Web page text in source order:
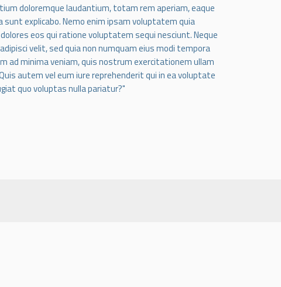
doloremque laudantium, totam rem aperiam, eaque
explicabo. Nemo enim ipsam voluptatem quia
eos qui ratione voluptatem sequi nesciunt. Neque
velit, sed quia non numquam eius modi tempora
ad minima veniam, quis nostrum exercitationem ullam
autem vel eum iure reprehenderit qui in ea voluptate
quo voluptas nulla pariatur?"